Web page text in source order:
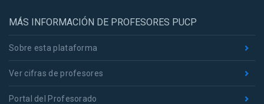
MÁS INFORMACIÓN DE PROFESORES PUCP
Sobre esta plataforma
Ver cifras de profesores
Portal del Profesorado